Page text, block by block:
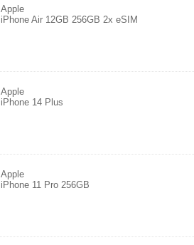
Apple
iPhone Air 12GB 256GB 2x eSIM
Apple
iPhone 14 Plus
Apple
iPhone 11 Pro 256GB